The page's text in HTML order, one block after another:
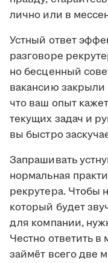
лично или в
Устный ответ
разговоре
но бесценный
вакансию
что ваш опыт
текущих задач и
вы быстро
Запрашивать
нормальная
рекрутера. Чтобы
который будет
для компании,
Честно ответить
займёт всего две